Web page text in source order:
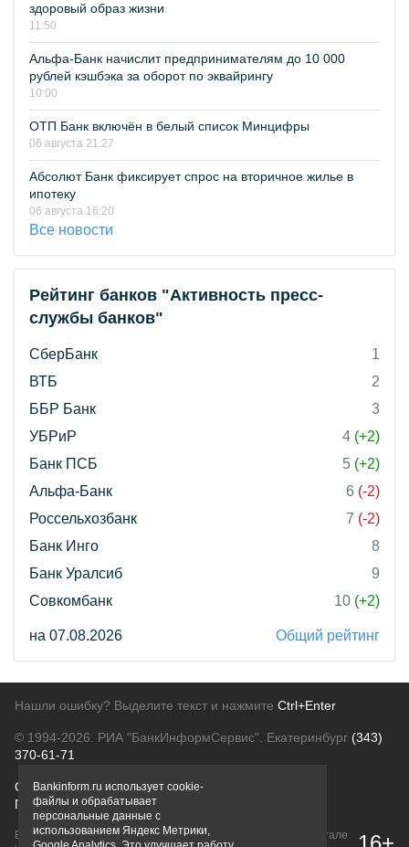
здоровый образ жизни
11:50
Альфа-Банк начислит предпринимателям до 10 000
рублей кэшбэка за оборот по эквайрингу
10:00
ОТП Банк включён в белый список Минцифры
06 августа 21:27
Абсолют Банк фиксирует спрос на вторичное жилье в
ипотеку
06 августа 16:20
Все новости
Рейтинг банков "Активность пресс-
службы банков"
СберБанк
1
ВТБ
2
ББР Банк
3
УБРиР
4 (+2)
Банк ПСБ
5 (+2)
Альфа-Банк
6 (-2)
Россельхозбанк
7 (-2)
Банк Инго
8
Банк Уралсиб
9
Совкомбанк
10 (+2)
на 07.08.2026 Общий рейтинг
Нашли ошибку? Выделите текст и нажмите Ctrl+Enter
© 1994-2026. РИА "БанкИнформСервис". Екатеринбург (343)
370-61-71
О проектеПолитика конфиденциальности
Правовая информацияДля рекламодателей
Вся информация о продуктах банков, размещенная на портале
Bankinform.ru использует cookie-
файлы и обрабатывает
персональные данные с
использованием Яндекс Метрики,